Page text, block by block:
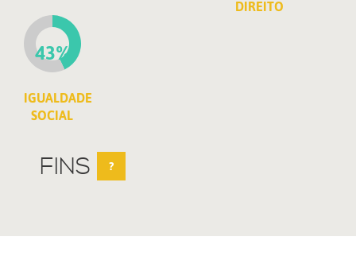
DIREITO
43%
IGUALDADE
SOCIAL
FINS ?